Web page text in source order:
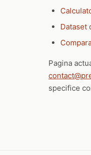
Dataset
Pagina
specifice